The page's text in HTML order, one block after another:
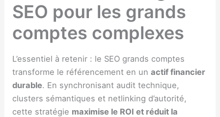
SEO pour les grands
comptes complexes
L’essentiel à retenir : le SEO grands comptes
transforme le référencement en unactif financier
durable. En synchronisant audit technique,
clusters sémantiques et netlinking d’autorité,
cette stratégie maximise le ROI et réduit la